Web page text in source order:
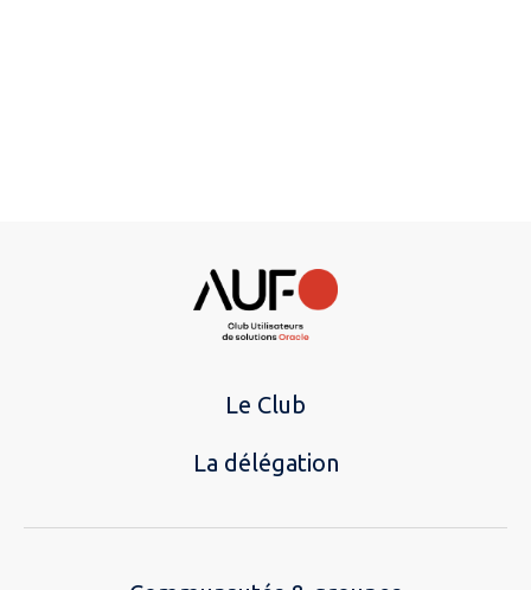
Le Club
La délégation